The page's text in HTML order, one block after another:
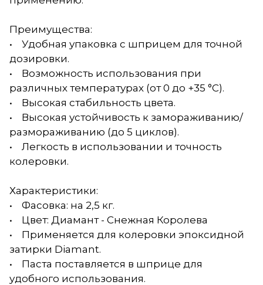
Преимущества:
• Удобная упаковка с шприцем для точной
дозировки.
• Возможность использования при
различных температурах (от 0 до +35 °С).
• Высокая стабильность цвета.
• Высокая устойчивость к замораживанию/
размораживанию (до 5 циклов).
• Легкость в использовании и точность
колеровки.
Характеристики:
• Фасовка: на 2,5 кг.
• Цвет: Диамант - Снежная Королева
• Применяется для колеровки эпоксидной
затирки Diamant.
• Паста поставляется в шприце для
удобного использования.